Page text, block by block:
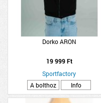
Dorko ARON
19 999 Ft
Sportfactory
A bolthoz
Info